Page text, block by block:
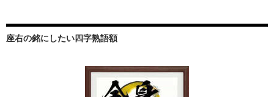
座右の銘にしたい四字熟語額